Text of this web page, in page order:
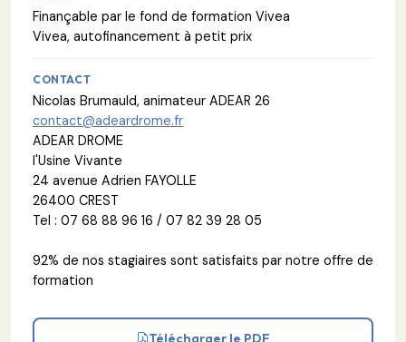
Finançable par le fond de formation Vivea
Vivea, autofinancement à petit prix
CONTACT
Nicolas Brumauld, animateur ADEAR 26
contact@adeardrome.fr
ADEAR DROME
l'Usine Vivante
24 avenue Adrien FAYOLLE
26400 CREST
Tel : 07 68 88 96 16 / 07 82 39 28 05
92% de nos stagiaires sont satisfaits par notre offre de
formation